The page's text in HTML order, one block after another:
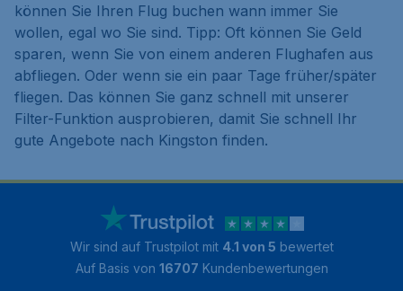
können Sie Ihren Flug buchen wann immer Sie
wollen, egal wo Sie sind. Tipp: Oft können Sie Geld
sparen, wenn Sie von einem anderen Flughafen aus
abfliegen. Oder wenn sie ein paar Tage früher/später
fliegen. Das können Sie ganz schnell mit unserer
Filter-Funktion ausprobieren, damit Sie schnell Ihr
gute Angebote nach Kingston finden.
Wir sind auf Trustpilot mit 4.1 von 5 bewertet
Auf Basis von 16707 Kundenbewertungen